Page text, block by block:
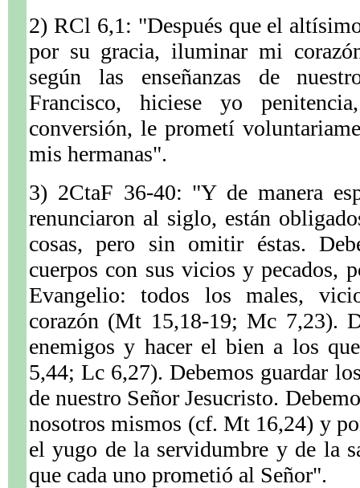
2) RCl 6,1: "Después que el
por su gracia, iluminar mi
según las enseñanzas de
Francisco, hiciese yo
conversión, le prometí
mis hermanas".
3) 2CtaF 36-40: "Y de manera
renunciaron al siglo, están
cosas, pero sin omitir éstas.
cuerpos con sus vicios y pecados,
Evangelio: todos los males,
corazón (Mt 15,18-19; Mc 7,23).
enemigos y hacer el bien a los
5,44; Lc 6,27). Debemos guardar
de nuestro Señor Jesucristo.
nosotros mismos (cf. Mt 16,24) y
el yugo de la servidumbre y de la
que cada uno prometió al Señor".